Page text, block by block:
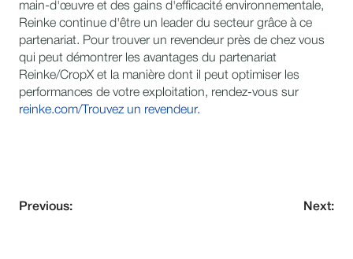
main-d'œuvre et des gains d'efficacité environnementale,
Reinke continue d'être un leader du secteur grâce à ce
partenariat. Pour trouver un revendeur près de chez vous
qui peut démontrer les avantages du partenariat
Reinke/CropX et la manière dont il peut optimiser les
performances de votre exploitation, rendez-vous sur
reinke.com/Trouvez un revendeur.
Previous: Next: